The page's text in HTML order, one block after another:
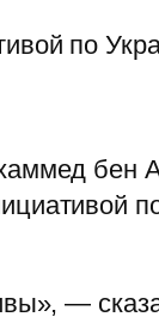
по
бен
—